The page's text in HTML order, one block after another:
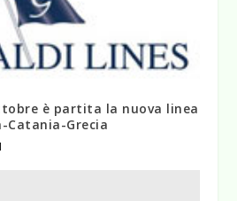
è partita la nuova linea
Catania-Grecia